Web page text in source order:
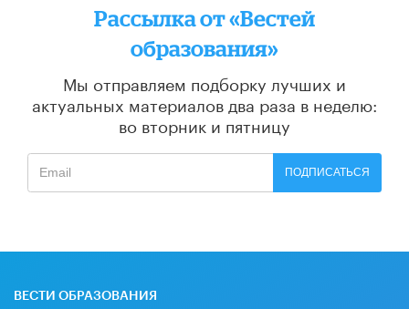
Рассылка от «Вестей
образования»
Мы отправляем подборку лучших и
актуальных материалов два раза в неделю:
во вторник и пятницу
ПОДПИСАТЬСЯ
ВЕСТИ ОБРАЗОВАНИЯ